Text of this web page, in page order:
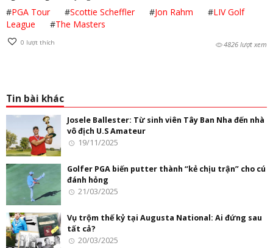
#PGA Tour #Scottie Scheffler #Jon Rahm #LIV Golf
League
#The Masters
0 lượt thích 4826 lượt xem
Tin bài khác
Josele Ballester: Từ sinh viên Tây Ban Nha đến nhà
vô địch U.S Amateur
19/11/2025
Golfer PGA biến putter thành “kẻ chịu trận” cho cú
đánh hỏng
21/03/2025
Vụ trộm thế kỷ tại Augusta National: Ai đứng sau
tất cả?
20/03/2025